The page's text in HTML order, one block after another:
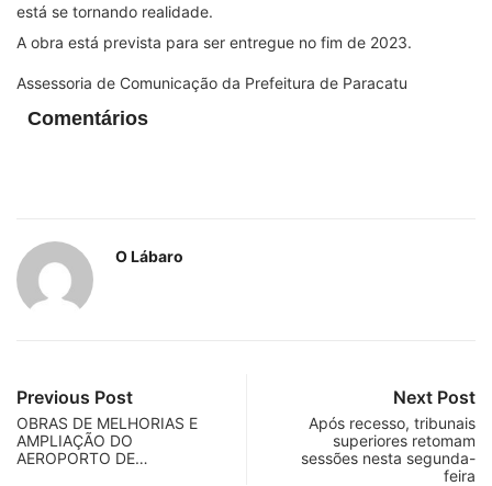
está se tornando realidade.
A obra está prevista para ser entregue no fim de 2023.
Assessoria de Comunicação da Prefeitura de Paracatu
Comentários
O Lábaro
Previous Post
OBRAS DE MELHORIAS E
AMPLIAÇÃO DO
AEROPORTO DE…
Next Post
Após recesso, tribunais
superiores retomam
sessões nesta segunda-
feira